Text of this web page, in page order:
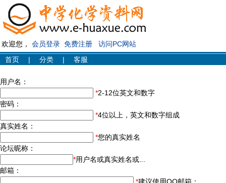
欢迎您， 会员登录 免费注册
访问PC网站
首页
| 分类 | 客服
用户名：
*2-12位英文和数字
密码：
*4位以上，英文和数字组成
真实姓名：
*您的真实姓名
论坛昵称：
*用户名或真实姓名或...
邮箱：